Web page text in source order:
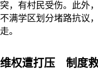
突，有村民受伤。此外
不满学区划分堵路抗议
走。
维权遭打压 制度